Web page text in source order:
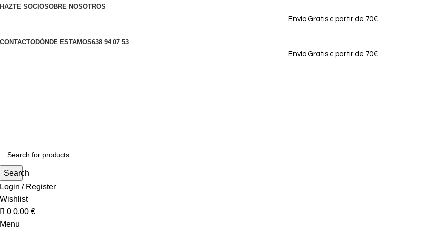
HAZTE SOCIOSOBRE NOSOTROS
Envío Gratis a partir de 70€
CONTACTODÓNDE ESTAMOS638 94 07 53
Envío Gratis a partir de 70€
Search
Login / Register
Wishlist
0 0,00 €
Menu